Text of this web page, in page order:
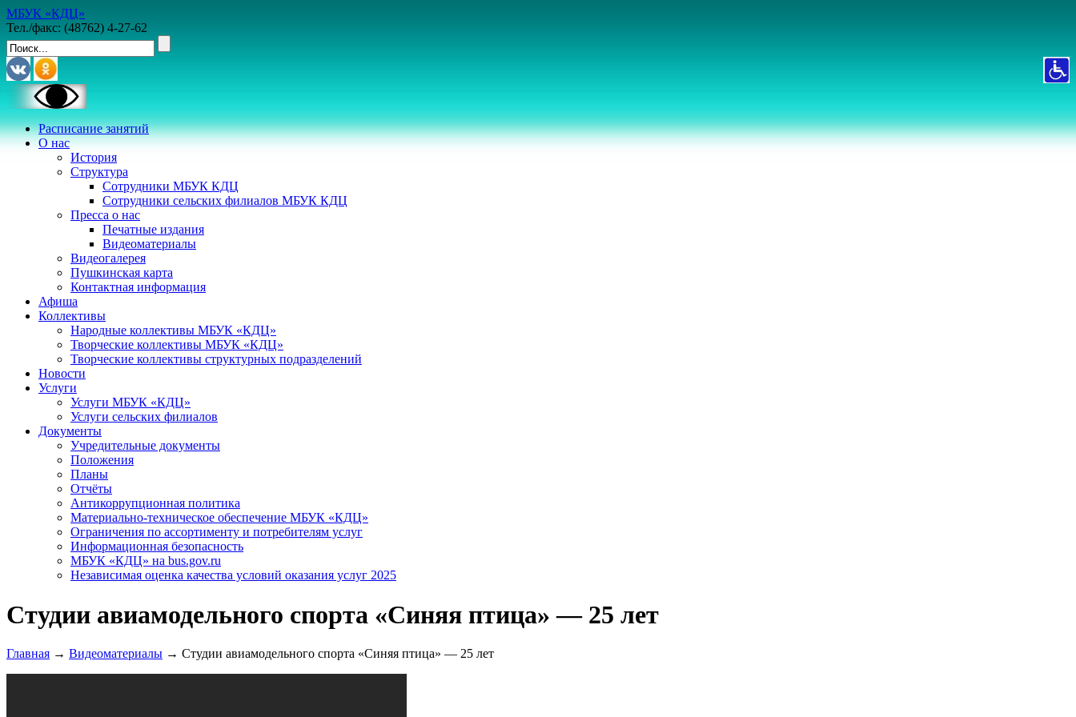
МБУК «КДЦ»
Тел./факс: (48762) 4-27-62
Расписание занятий
О нас
История
Структура
Сотрудники МБУК КДЦ
Сотрудники сельских филиалов МБУК КДЦ
Пресса о нас
Печатные издания
Видеоматериалы
Видеогалерея
Пушкинская карта
Контактная информация
Афиша
Коллективы
Народные коллективы МБУК «КДЦ»
Творческие коллективы МБУК «КДЦ»
Творческие коллективы структурных подразделений
Новости
Услуги
Услуги МБУК «КДЦ»
Услуги сельских филиалов
Документы
Учредительные документы
Положения
Планы
Отчёты
Антикоррупционная политика
Материально-техническое обеспечение МБУК «КДЦ»
Ограничения по ассортименту и потребителям услуг
Информационная безопасность
МБУК «КДЦ» на bus.gov.ru
Независимая оценка качества условий оказания услуг 2025
Студии авиамодельного спорта «Синяя птица» — 25 лет
Главная → Видеоматериалы → Студии авиамодельного спорта «Синяя птица» — 25 лет